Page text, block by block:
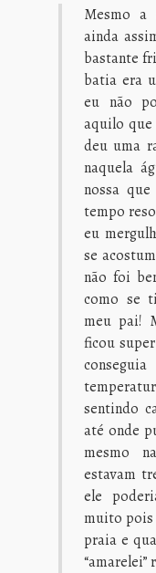
Mesmo a
ainda
bastante
batia era
eu não
aquilo que
deu uma
naquela
nossa
tempo
eu
se
não foi
como se
meu pai!
ficou
sentindo
até onde
mesmo
estavam
ele
muito pois
praia e
“amarelei”